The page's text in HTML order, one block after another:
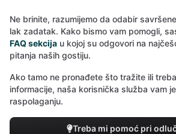
Ne brinite, razumijemo da odabir
lak zadatak. Kako bismo vam pomogli,
FAQ sekcija u kojoj su odgovori na
pitanja naših gostiju.
Ako tamo ne pronađete što tražite ili
informacije, naša korisnička služba vam
raspolaganju.
Treba mi pomoć pri